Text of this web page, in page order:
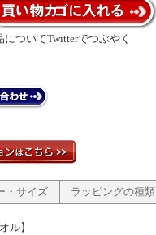
についてTwitterでつぶやく
・サイズ ラッピングの種類
ル】